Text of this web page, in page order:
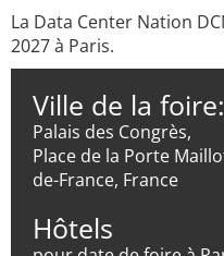
La Data Center Nation
2027 à Paris.
Ville de la foire:
Palais des Congrès,
Place de la Porte
de-France, France
Hôtels